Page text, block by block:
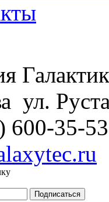
ул.
600-35-53
Подписаться